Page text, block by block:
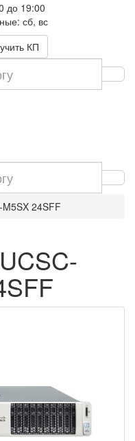
до 19:00
сб, вс
КП
24SFF